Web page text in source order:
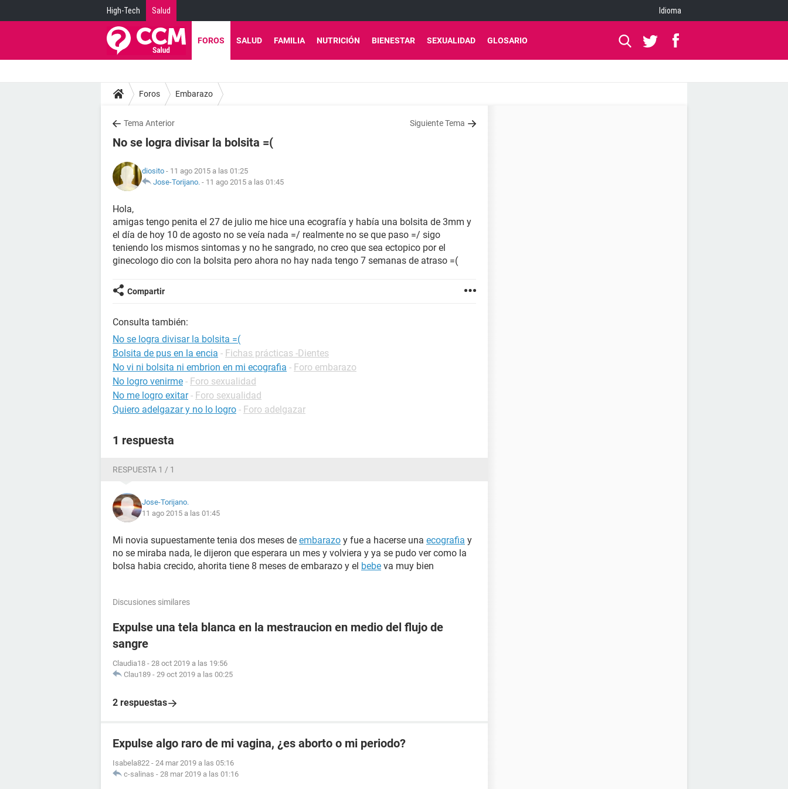
High-Tech Salud Idioma
FOROS SALUD FAMILIA NUTRICIÓN BIENESTAR SEXUALIDAD GLOSARIO
Foros Embarazo
Tema Anterior Siguiente Tema
No se logra divisar la bolsita =(
diosito - 11 ago 2015 a las 01:25
Jose-Torijano. - 11 ago 2015 a las 01:45
Hola,
amigas tengo penita el 27 de julio me hice una ecografía y había una bolsita de 3mm y
el día de hoy 10 de agosto no se veía nada =/ realmente no se que paso =/ sigo
teniendo los mismos sintomas y no he sangrado, no creo que sea ectopico por el
ginecologo dio con la bolsita pero ahora no hay nada tengo 7 semanas de atraso =(
Compartir
Consulta también:
No se logra divisar la bolsita =(
Bolsita de pus en la encia - Fichas prácticas -Dientes
No vi ni bolsita ni embrion en mi ecografia - Foro embarazo
No logro venirme - Foro sexualidad
No me logro exitar - Foro sexualidad
Quiero adelgazar y no lo logro - Foro adelgazar
1 respuesta
RESPUESTA 1 / 1
Jose-Torijano.
11 ago 2015 a las 01:45
Mi novia supuestamente tenia dos meses de embarazo y fue a hacerse una ecografia y
no se miraba nada, le dijeron que esperara un mes y volviera y ya se pudo ver como la
bolsa habia crecido, ahorita tiene 8 meses de embarazo y el bebe va muy bien
Discusiones similares
Expulse una tela blanca en la mestraucion en medio del flujo de
sangre
Claudia18 - 28 oct 2019 a las 19:56
Clau189 - 29 oct 2019 a las 00:25
2 respuestas
Expulse algo raro de mi vagina, ¿es aborto o mi periodo?
Isabela822 - 24 mar 2019 a las 05:16
c-salinas - 28 mar 2019 a las 01:16